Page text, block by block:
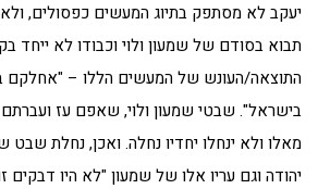
יעקב לא מסתפק בתיוג המעשים כפסולים,
תבוא בסודם של שמעון ולוי וכבודו לא ייחד
התוצאה/העונש של המעשים הללו – "אחלקם
בישראל". שבטי שמעון ולוי, שאפם עז
מאלו ולא ינחלו יחדיו נחלה. ואכן, נחלת שבט
יהודה וגם עריו אלו של שמעון "לא היו דבקים